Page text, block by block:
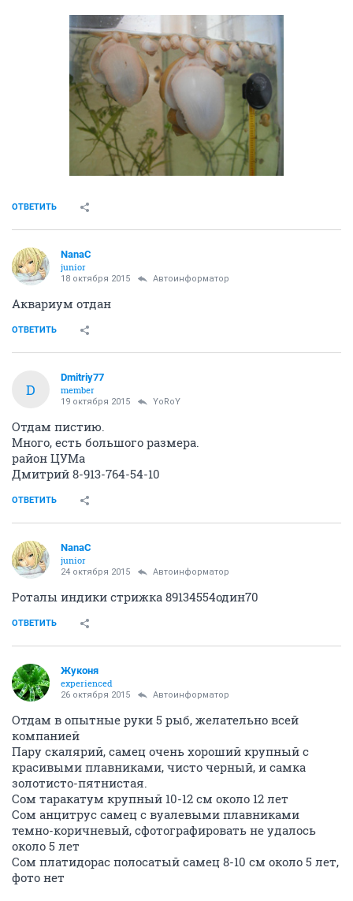
ОТВЕТИТЬ
NanaC
junior
18 октября 2015 Автоинформатор
Аквариум отдан
ОТВЕТИТЬ
D
Dmitriy77
member
19 октября 2015 YoRoY
Отдам пистию.
Много, есть большого размера.
район ЦУМа
Дмитрий 8-913-764-54-10
ОТВЕТИТЬ
NanaC
junior
24 октября 2015 Автоинформатор
Роталы индики стрижка 89134554один70
ОТВЕТИТЬ
Жуконя
experienced
26 октября 2015 Автоинформатор
Отдам в опытные руки 5 рыб, желательно всей
компанией
Пару скалярий, самец очень хороший крупный с
красивыми плавниками, чисто черный, и самка
золотисто-пятнистая.
Сом таракатум крупный 10-12 см около 12 лет
Сом анцитрус самец с вуалевыми плавниками
темно-коричневый, сфотографировать не удалось
около 5 лет
Сом платидорас полосатый самец 8-10 см около 5 лет,
фото нет